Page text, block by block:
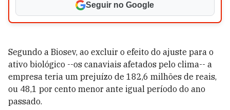
Seguir no Google
Segundo a Biosev, ao excluir o efeito do ajuste para o
ativo biológico --os canaviais afetados pelo clima-- a
empresa teria um prejuízo de 182,6 milhões de reais,
ou 48,1 por cento menor ante igual período do ano
passado.